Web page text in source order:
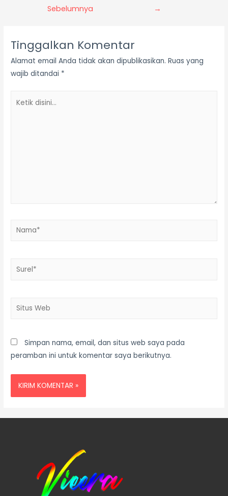
Sebelumnya
→
Tinggalkan Komentar
Alamat email Anda tidak akan dipublikasikan. Ruas yang
wajib ditandai *
Simpan nama, email, dan situs web saya pada
peramban ini untuk komentar saya berikutnya.